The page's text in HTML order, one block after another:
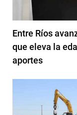
Entre Ríos
que eleva la
aportes